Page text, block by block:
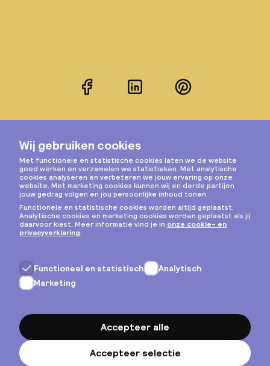
FacebookLinkedInPinterest
Instagram
Privacy & cookies
Algemene voorwaarden